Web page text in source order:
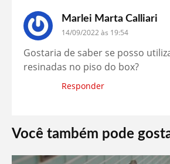
Marlei Marta Calliari
14/09/2022 às 19:54
Gostaria de saber se posso
resinadas no piso do box?
Responder
Você também pode